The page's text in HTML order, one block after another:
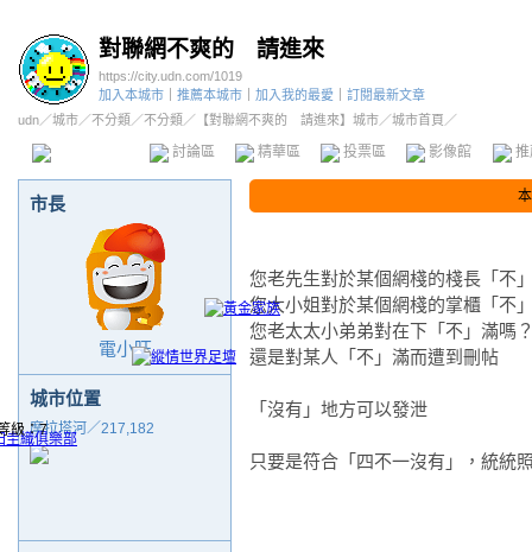
對聯網不爽的 請進來
https://city.udn.com/1019
加入本城市
推薦本城市 加入我的最愛
訂閱最新文章
udn／城市／不分類 ／不分類 ／ 【對聯網不爽的 請進來】城市／城市首頁／
討論區 精華區 投票區 影像館
市長
電小旺
城市位置
摩拉塔河／217,182
您老先生對於某個網棧的棧長「不
您大小姐對於某個網棧的掌櫃「不
您老太太小弟弟對在下「不」滿嗎
還是對某人「不」滿而遭到刪帖
「沒有」地方可以發泄
只要是符合「四不一沒有」，統統